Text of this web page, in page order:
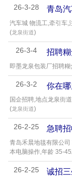
26-3-28 青岛
汽车城 物流工,牵引车,
(龙泉街道)
26-3-4 招聘
即墨龙泉包装厂招聘
26-3-2 你在
国企招聘,地点龙泉街
(龙泉街道)
26-2-25 急聘
青岛禾晨地毯有限公
本电脑操作,年龄 35-
26-2-25 诚招